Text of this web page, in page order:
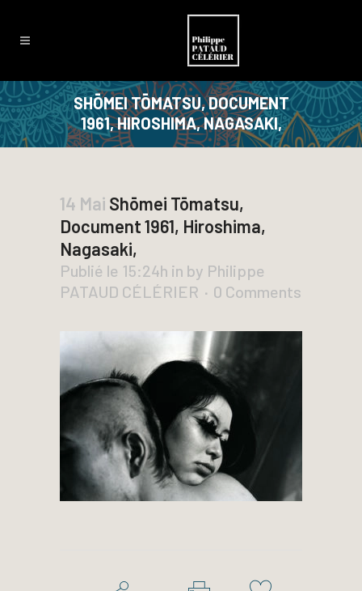
SHŌMEI TŌMATSU, DOCUMENT
1961, HIROSHIMA, NAGASAKI,
14 Mai Shōmei Tōmatsu,
Document 1961, Hiroshima,
Nagasaki,
Publié le 15:24h in by Philippe
PATAUD CÉLÉRIER
0 Comments